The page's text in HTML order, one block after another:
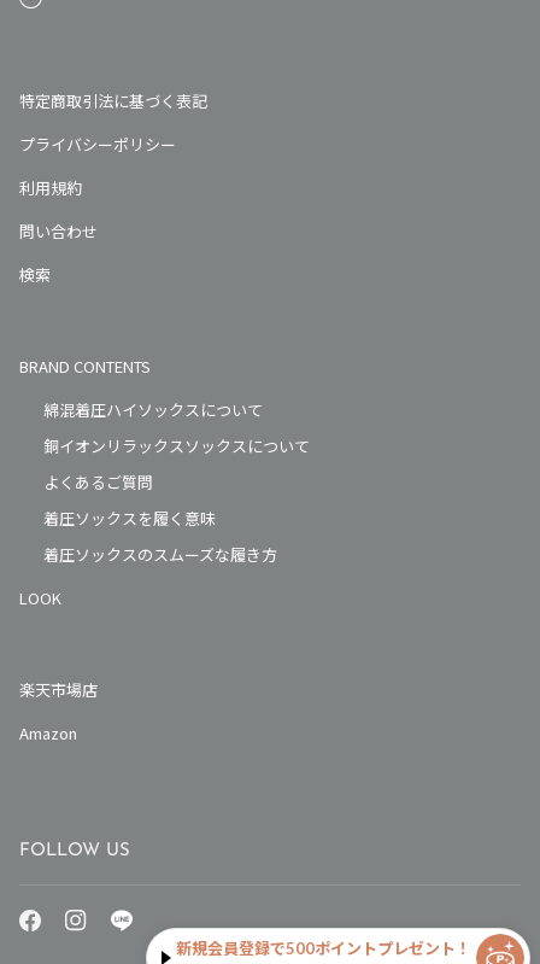
新規会員登録で500ポイントプレゼント！
特定商取引法に基づく表記
プライバシーポリシー
利用規約
問い合わせ
検索
BRAND CONTENTS
綿混着圧ハイソックスについて
銅イオンリラックスソックスについて
よくあるご質問
着圧ソックスを履く意味
着圧ソックスのスムーズな履き方
LOOK
楽天市場店
Amazon
FOLLOW US